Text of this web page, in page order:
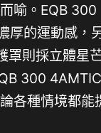
喻。EQB 300
厚的運動感，
罩則採立體星
300
各種情境都能